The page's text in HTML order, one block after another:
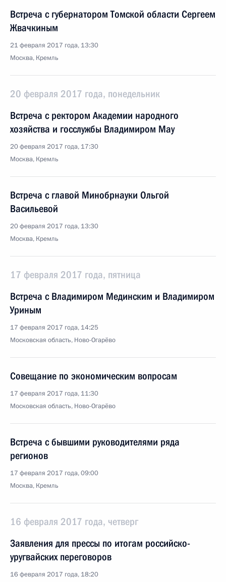
Встреча с губернатором Томской области Сергеем
Жвачкиным
21 февраля 2017 года, 13:30
Москва, Кремль
20 февраля 2017 года, понедельник
Встреча с ректором Академии народного
хозяйства и госслужбы Владимиром Мау
20 февраля 2017 года, 17:30
Москва, Кремль
Встреча с главой Минобрнауки Ольгой
Васильевой
20 февраля 2017 года, 13:30
Москва, Кремль
17 февраля 2017 года, пятница
Встреча с Владимиром Мединским и Владимиром
Уриным
17 февраля 2017 года, 14:25
Московская область, Ново-Огарёво
Совещание по экономическим вопросам
17 февраля 2017 года, 11:30
Московская область, Ново-Огарёво
Встреча с бывшими руководителями ряда
регионов
17 февраля 2017 года, 09:00
Москва, Кремль
16 февраля 2017 года, четверг
Заявления для прессы по итогам российско-
уругвайских переговоров
16 февраля 2017 года, 18:20